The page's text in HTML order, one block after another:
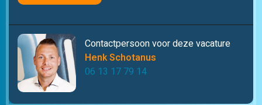
Contactpersoon voor deze vacature
Henk Schotanus
06 13 17 79 14